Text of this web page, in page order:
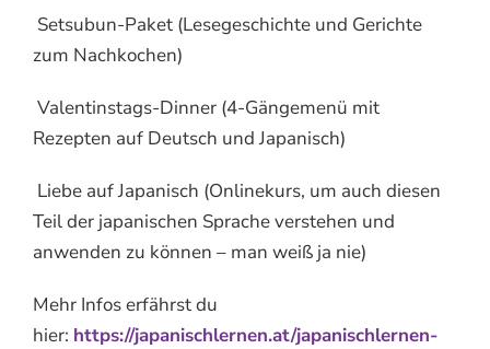
Setsubun-Paket (Lesegeschichte und Gerichte
zum Nachkochen)
Valentinstags-Dinner (4-Gängemenü mit
Rezepten auf Deutsch und Japanisch)
Liebe auf Japanisch (Onlinekurs, um auch diesen
Teil der japanischen Sprache verstehen und
anwenden zu können – man weiß ja nie)
Mehr Infos erfährst du
hier: https://japanischlernen.at/japanischlernen-